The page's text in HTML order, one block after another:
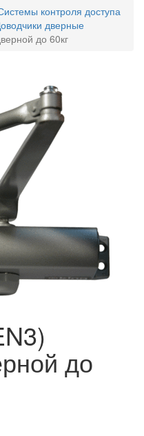
контроля доступа
дверные
до 60кг
до